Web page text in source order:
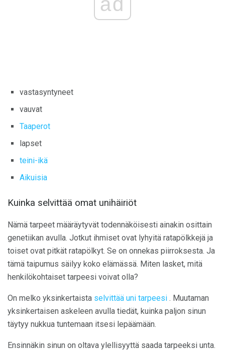
vastasyntyneet
vauvat
Taaperot
lapset
teini-ikä
Aikuisia
Kuinka selvittää omat unihäiriöt
Nämä tarpeet määräytyvät todennäköisesti ainakin osittain
genetiikan avulla. Jotkut ihmiset ovat lyhyitä ratapölkkejä ja
toiset ovat pitkät ratapölkyt. Se on onnekas piirroksesta. Ja
tämä taipumus säilyy koko elämässä. Miten lasket, mitä
henkilökohtaiset tarpeesi voivat olla?
On melko yksinkertaista selvittää uni tarpeesi . Muutaman
yksinkertaisen askeleen avulla tiedät, kuinka paljon sinun
täytyy nukkua tuntemaan itsesi lepäämään.
Ensinnäkin sinun on oltava ylellisyyttä saada tarpeeksi unta.